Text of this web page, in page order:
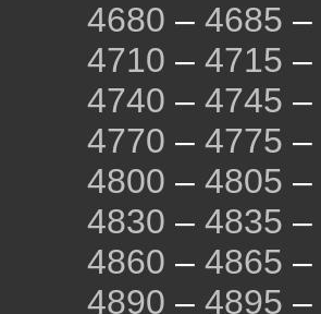
4680 – 4685 –
4710 – 4715 –
4740 – 4745 –
4770 – 4775 –
4800 – 4805 –
4830 – 4835 –
4860 – 4865 –
4890 – 4895 –